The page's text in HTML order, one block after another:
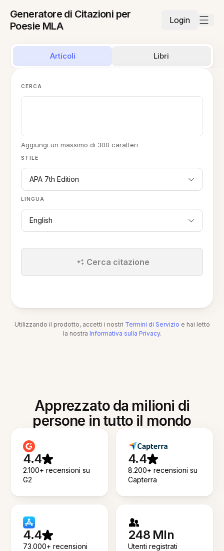
Generatore di Citazioni per
Poesie MLA
Login
Articoli Libri
STILE
APA 7th Edition
LINGUA
English
CERCA
Aggiungi un massimo di 300 caratteri
Cerca citazione
Utilizzando il prodotto, accetti i nostri Termini di Servizio e hai letto
la nostra Informativa sulla Privacy.
Apprezzato da milioni di
persone in tutto il mondo
4.4
2.100+ recensioni su
G2
4.4
8.200+ recensioni su
Capterra
4.4
73.000+ recensioni
248 Mln
Utenti registrati